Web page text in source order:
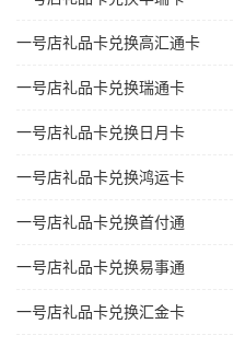
一号店礼品卡兑换高汇通卡
一号店礼品卡兑换瑞通卡
一号店礼品卡兑换日月卡
一号店礼品卡兑换鸿运卡
一号店礼品卡兑换首付通
一号店礼品卡兑换易事通
一号店礼品卡兑换汇金卡